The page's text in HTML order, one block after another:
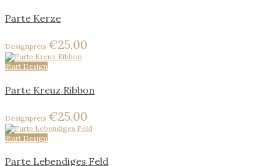
Parte Kerze
€25,00
Start Design
Parte Kreuz Ribbon
€25,00
Start Design
Parte Lebendiges Feld